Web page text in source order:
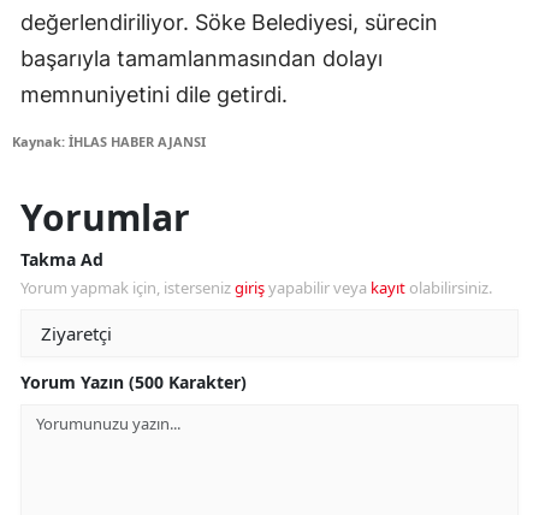
değerlendiriliyor. Söke Belediyesi, sürecin
başarıyla tamamlanmasından dolayı
memnuniyetini dile getirdi.
Kaynak: İHLAS HABER AJANSI
Yorumlar
Takma Ad
Yorum yapmak için, istersenizgirişyapabilir veya kayıt olabilirsiniz.
Yorum Yazın (500 Karakter)